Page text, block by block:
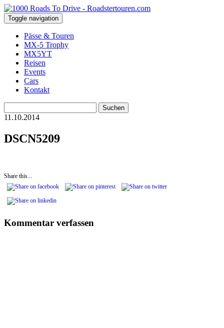
Toggle navigation
Pässe & Touren
MX-5 Trophy
MX5YT
Reisen
Events
Cars
Kontakt
nach:
11.10.2014
DSCN5209
Share this...
Kommentar verfassen